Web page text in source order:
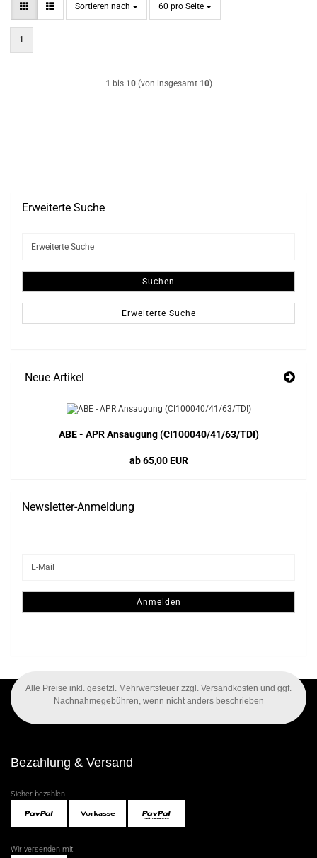
Sortieren nach
Sortieren nach 60 pro Seite
pro Seite
1
1 bis 10(von insgesamt 10)
Erweiterte Suche
Suche
Suchen
Erweiterte Suche
Neue Artikel
ABE - APR Ansaugung (CI100040/41/63/TDI)
ab 65,00 EUR
Newsletter-Anmeldung
ZUR
ANMELDUNG
E-
Anmelden
Alle Preise inkl. gesetzl. Mehrwertsteuer zzgl. Versandkosten und ggf.
Nachnahmegebühren, wenn nicht anders beschrieben
Bezahlung & Versand
Sicher bezahlen
Wir versenden mit